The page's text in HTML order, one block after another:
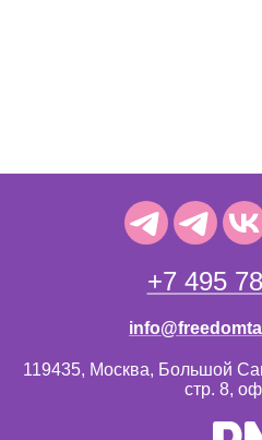
+7 495
119435, Москва, Большой
стр. 8,